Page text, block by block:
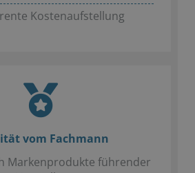
Kostenaufstellung
vom Fachmann
Markenprodukte führender